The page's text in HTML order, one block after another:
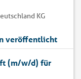
KG
veröffentlicht
(m/w/d) für